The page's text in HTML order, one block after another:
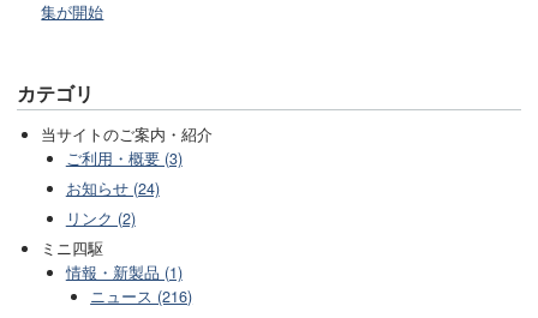
集が開始
カテゴリ
当サイトのご案内・紹介
ご利用・概要 (3)
お知らせ (24)
リンク (2)
ミニ四駆
情報・新製品 (1)
ニュース (216)